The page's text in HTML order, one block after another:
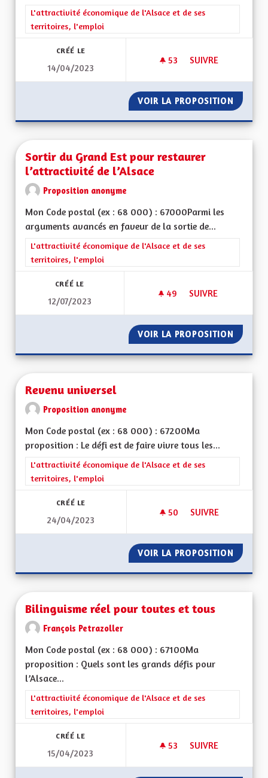
Filtrer les résultats de la catégorie : L'attractivité
L'attractivité économique de l'Alsace et de ses
territoires, l'emploi
CRÉÉ LE
14/04/2023
53 53 ABONNÉS
SUIVRE
VOIR LA PROPOSITION
Sortir du Grand Est pour restaurer
l’attractivité de l’Alsace
Proposition anonyme
Mon Code postal (ex : 68 000) : 67000Parmi les
arguments avancés en faveur de la sortie de...
Filtrer les résultats de la catégorie : L'attractivité
L'attractivité économique de l'Alsace et de ses
territoires, l'emploi
CRÉÉ LE
12/07/2023
49 49 ABONNÉS
SUIVRE
VOIR LA PROPOSITION
Revenu universel
Proposition anonyme
Mon Code postal (ex : 68 000) : 67200Ma
proposition : Le défi est de faire vivre tous les...
Filtrer les résultats de la catégorie : L'attractivité
L'attractivité économique de l'Alsace et de ses
territoires, l'emploi
CRÉÉ LE
24/04/2023
50 50 ABONNÉS
SUIVRE
VOIR LA PROPOSITION
Bilinguisme réel pour toutes et tous
François Petrazoller
Mon Code postal (ex : 68 000) : 67100Ma
proposition : Quels sont les grands défis pour
l’Alsace...
Filtrer les résultats de la catégorie : L'attractivité
L'attractivité économique de l'Alsace et de ses
territoires, l'emploi
CRÉÉ LE
15/04/2023
53 53 ABONNÉS
SUIVRE